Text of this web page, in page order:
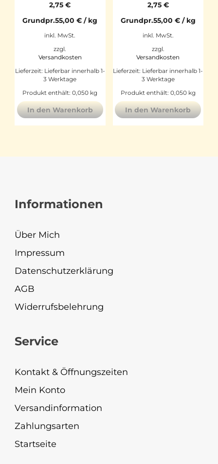
2,75€
Grundpr.55,00€ / kg
inkl. MwSt.
zzgl.
Versandkosten
Lieferzeit: Lieferbar innerhalb 1-
3 Werktage
Produkt enthält: 0,050 kg
In den Warenkorb
2,75 €
Grundpr.55,00 €/ kg
inkl. MwSt.
zzgl.
Versandkosten
Lieferzeit: Lieferbar innerhalb 1-
3 Werktage
Produkt enthält: 0,050 kg
In den Warenkorb
Informationen
Über Mich
Impressum
Datenschutzerklärung
AGB
Widerrufsbelehrung
Service
Kontakt & Öffnungszeiten
Mein Konto
Versandinformation
Zahlungsarten
Startseite